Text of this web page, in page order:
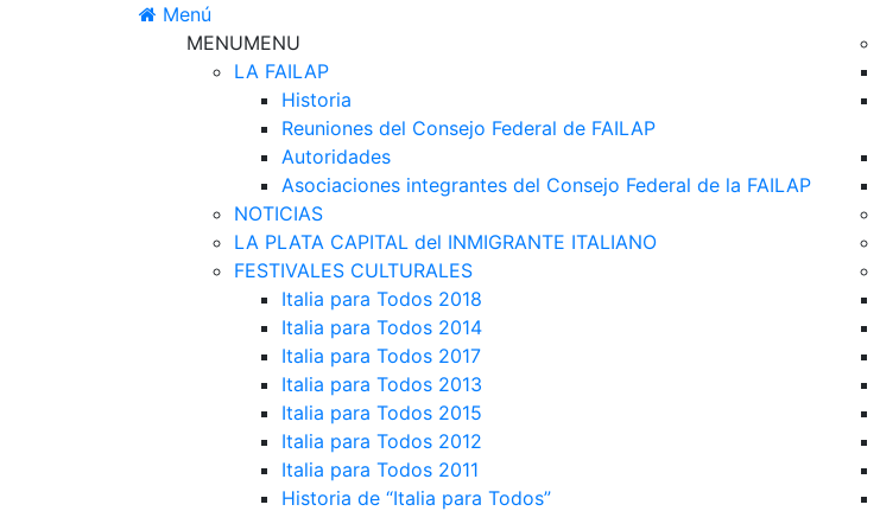
Menú
MENUMENU
LA FAILAP
Historia
Reuniones del Consejo Federal de FAILAP
Autoridades
Asociaciones integrantes del Consejo Federal de la FAILAP
NOTICIAS
LA PLATA CAPITAL del INMIGRANTE ITALIANO
FESTIVALES CULTURALES
Italia para Todos 2018
Italia para Todos 2014
Italia para Todos 2017
Italia para Todos 2013
Italia para Todos 2015
Italia para Todos 2012
Italia para Todos 2011
Historia de “Italia para Todos”